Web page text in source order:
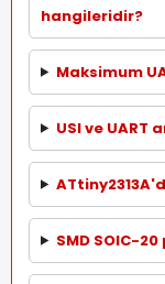
hangileridir?
Maksimum
USI ve UART
SMD SOIC-